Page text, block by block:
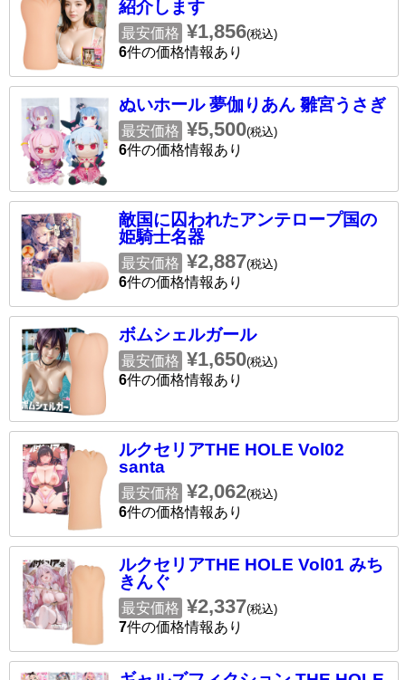
紹介します
最安価格 ¥1,856(税込)
6件の価格情報あり
ぬいホール 夢伽りあん 雛宮うさぎ
最安価格 ¥5,500(税込)
6件の価格情報あり
敵国に囚われたアンテロープ国の
姫騎士名器
最安価格 ¥2,887(税込)
6件の価格情報あり
ボムシェルガール
最安価格 ¥1,650(税込)
6件の価格情報あり
ルクセリアTHE HOLE Vol02
santa
最安価格 ¥2,062(税込)
6件の価格情報あり
ルクセリアTHE HOLE Vol01 みち
きんぐ
最安価格 ¥2,337(税込)
7件の価格情報あり